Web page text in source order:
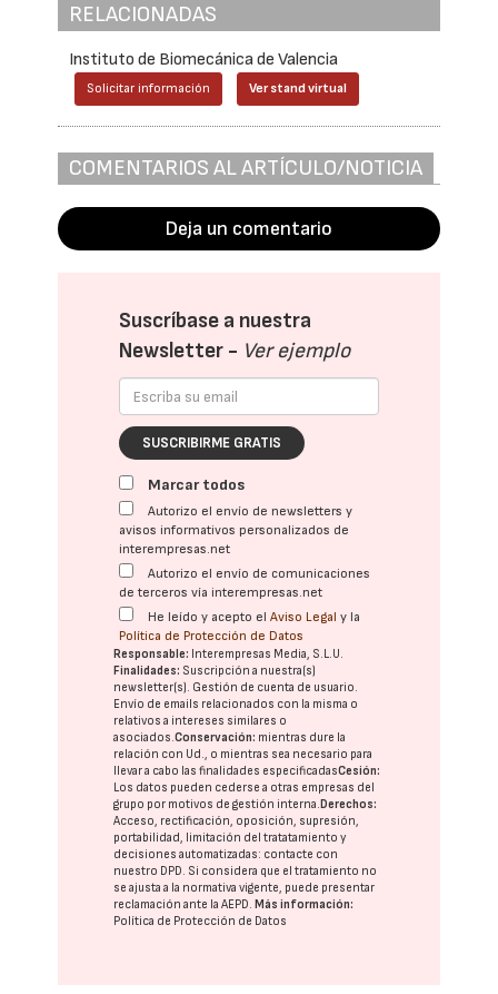
RELACIONADAS
Instituto de Biomecánica de Valencia
Solicitar información Ver stand virtual
COMENTARIOS AL ARTÍCULO/NOTICIA
Deja un comentario
Suscríbase a nuestra
Newsletter - Ver ejemplo
SUSCRIBIRME GRATIS
Marcar todos
Autorizo el envío de newsletters y
avisos informativos personalizados de
interempresas.net
Autorizo el envío de comunicaciones
de terceros vía interempresas.net
He leído y acepto elAviso Legal y la
Política de Protección de Datos
Responsable: Interempresas Media, S.L.U.
Finalidades: Suscripción a nuestra(s)
newsletter(s). Gestión de cuenta de usuario.
Envío de emails relacionados con la misma o
relativos a intereses similares o
asociados.Conservación: mientras dure la
relación con Ud., o mientras sea necesario para
llevar a cabo las finalidades especificadasCesión:
Los datos pueden cederse a otras empresas del
grupo por motivos de gestión interna. Derechos:
Acceso, rectificación, oposición, supresión,
portabilidad, limitación del tratatamiento y
decisiones automatizadas: contacte con
nuestro DPD. Si considera que el tratamiento no
se ajusta a la normativa vigente, puede presentar
reclamación ante laAEPD. Más información:
Política de Protección de Datos